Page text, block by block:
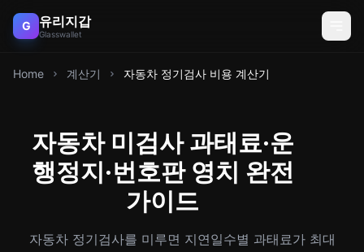
G 유리지갑
Glasswallet
Home 계산기 자동차 정기검사 비용 계산기
자동차 미검사 과태료·운
행정지·번호판 영치 완전
가이드
자동차 정기검사를 미루면 지연일수별 과태료가 최대